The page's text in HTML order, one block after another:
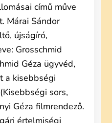
című műve
Márai Sándor
újságíró,
Grosschmid
Géza ügyvéd,
a kisebbségi
sors,
Géza filmrendező.
értelmiségi